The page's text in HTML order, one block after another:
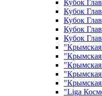
Кубок
Кубок
Кубок
Кубок
Кубок
"Крымская
"Крымская
"Крымская
"Крымская
"Крымская
"Liga